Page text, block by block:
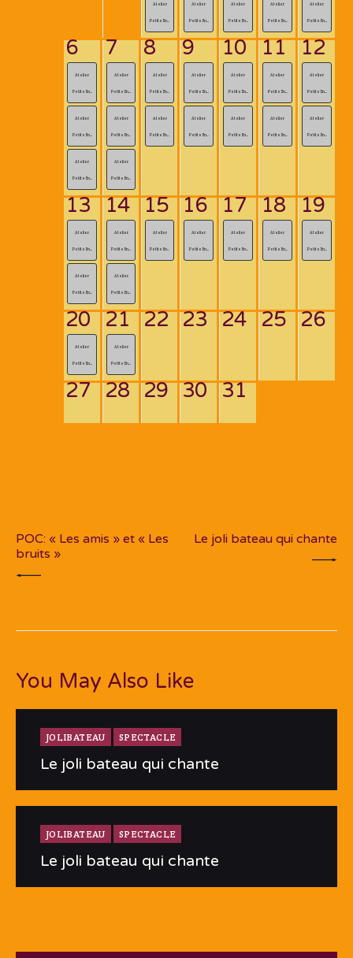
Atelier
Petite En...
Atelier
Petite En...
Atelier
Petite En...
Atelier
Petite En...
Atelier
Petite En...
6
Atelier
Petite En...
Atelier
Petite En...
Atelier
Petite En...
7
Atelier
Petite En...
Atelier
Petite En...
Atelier
Petite En...
8
Atelier
Petite En...
Atelier
Petite En...
9
Atelier
Petite En...
Atelier
Petite En...
10
Atelier
Petite En...
Atelier
Petite En...
11
Atelier
Petite En...
Atelier
Petite En...
12
Atelier
Petite En...
Atelier
Petite En...
13
Atelier
Petite En...
Atelier
Petite En...
14
Atelier
Petite En...
Atelier
Petite En...
15
Atelier
Petite En...
16
Atelier
Petite En...
17
Atelier
Petite En...
18
Atelier
Petite En...
19
Atelier
Petite En...
20
Atelier
Petite En...
21
Atelier
Petite En...
22 23 24 25 26
27 28 29 30 31
POC: « Les amis » et « Les
bruits »
Le joli bateau qui chante
You May Also Like
JOLIBATEAU SPECTACLE
Le joli bateau qui chante
JOLIBATEAU SPECTACLE
Le joli bateau qui chante